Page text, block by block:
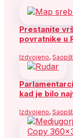
Prestanite
povratnike u
Izdvojeno,
kad je bilo
Izdvojeno,